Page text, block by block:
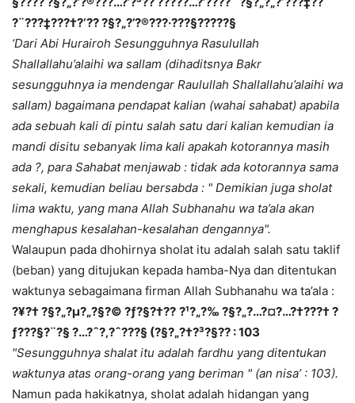
?¨???‡???†?‘?? ?§?„?’?®???·???§?????§
‘Dari Abi Hurairoh Sesungguhnya Rasulullah
Shallallahu’alaihi wa sallam (dihaditsnya Bakr
sesungguhnya ia mendengar Raulullah Shallallahu’alaihi wa
sallam) bagaimana pendapat kalian (wahai sahabat) apabila
ada sebuah kali di pintu salah satu dari kalian kemudian ia
mandi disitu sebanyak lima kali apakah kotorannya masih
ada ?, para Sahabat menjawab : tidak ada kotorannya sama
sekali, kemudian beliau bersabda : " Demikian juga sholat
lima waktu, yang mana Allah Subhanahu wa ta’ala akan
menghapus kesalahan-kesalahan dengannya".
Walaupun pada dhohirnya sholat itu adalah salah satu taklif
(beban) yang ditujukan kepada hamba-Nya dan ditentukan
waktunya sebagaimana firman Allah Subhanahu wa ta’ala :
?¥?† ?§?„?µ?„?§?© ?ƒ?§?†?? ?¹?„?‰ ?§?„?…?¤?…?†???† ?
ƒ???§?¨?§ ?…?ˆ?‚?ˆ???§ (?§?„?†?³?§?? : 103
"Sesungguhnya shalat itu adalah fardhu yang ditentukan
waktunya atas orang-orang yang beriman " (an nisa’ : 103).
Namun pada hakikatnya, sholat adalah hidangan yang